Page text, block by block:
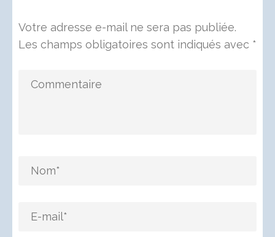
Votre adresse e-mail ne sera pas publiée.
Les champs obligatoires sont indiqués avec *